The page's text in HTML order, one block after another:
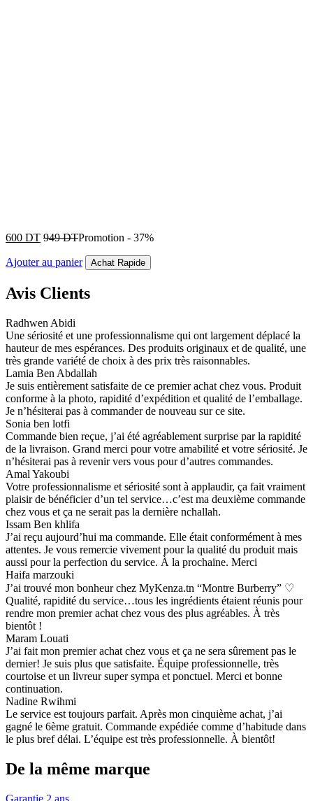
600 DT 949DTPromotion - 37%
Ajouter au panier Achat Rapide
Avis Clients
Radhwen Abidi
Une sériosité et une professionnalisme qui ont largement déplacé la
hauteur de mes espérances. Des produits originaux et de qualité, une
très grande variété de choix à des prix très raisonnables.
Lamia Ben Abdallah
Je suis entièrement satisfaite de ce premier achat chez vous. Produit
conforme à la photo, rapidité d’expédition et qualité de l’emballage.
Je n’hésiterai pas à commander de nouveau sur ce site.
Sonia ben lotfi
Commande bien reçue, j’ai été agréablement surprise par la rapidité
de la livraison. Grand merci pour votre amabilité et votre sériosité. Je
n’hésiterai pas à revenir vers vous pour d’autres commandes.
Amal Yakoubi
Votre professionnalisme et sériosité sont à applaudir, ça fait vraiment
plaisir de bénéficier d’un tel service…c’est ma deuxième commande
chez vous et ça ne serait pas la dernière nchallah.
Issam Ben khlifa
J’ai reçu aujourd’hui ma commande. Elle était conformément à mes
attentes. Je vous remercie vivement pour la qualité du produit mais
aussi pour la perfection du service. À la prochaine. Merci
Haifa marzouki
J’ai trouvé mon bonheur chez MyKenza.tn “Montre Burberry” ♡
Qualité, rapidité du service…tous les ingrédients étaient réunis pour
rendre mon premier achat chez vous des plus agréables. À très
bientôt !
Maram Louati
J’ai fait mon premier achat chez vous et ça ne sera sûrement pas le
dernier! Je suis plus que satisfaite. Équipe professionnelle, très
courtoise et un livreur super sympa et ponctuel. Merci et bonne
continuation.
Nadine Rwihmi
Le service est toujours parfait. Après mon cinquième achat, j’ai
gagné le 6ème gratuit. Commande expédiée comme d’habitude dans
le plus bref délai. L’équipe est très professionnelle. À bientôt!
De la même marque
Garantie 2 ans